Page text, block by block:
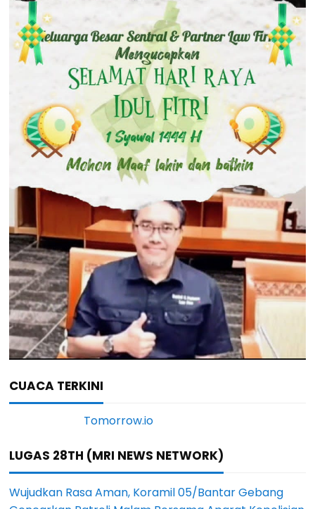
CUACA TERKINI
LUGAS 28TH (MRI NEWS NETWORK)
Wujudkan Rasa Aman, Koramil 05/Bantar Gebang